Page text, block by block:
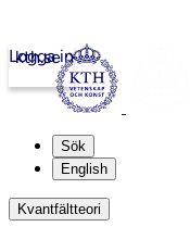
kth.se
Logga in
Sök
English
Kvantfältteori